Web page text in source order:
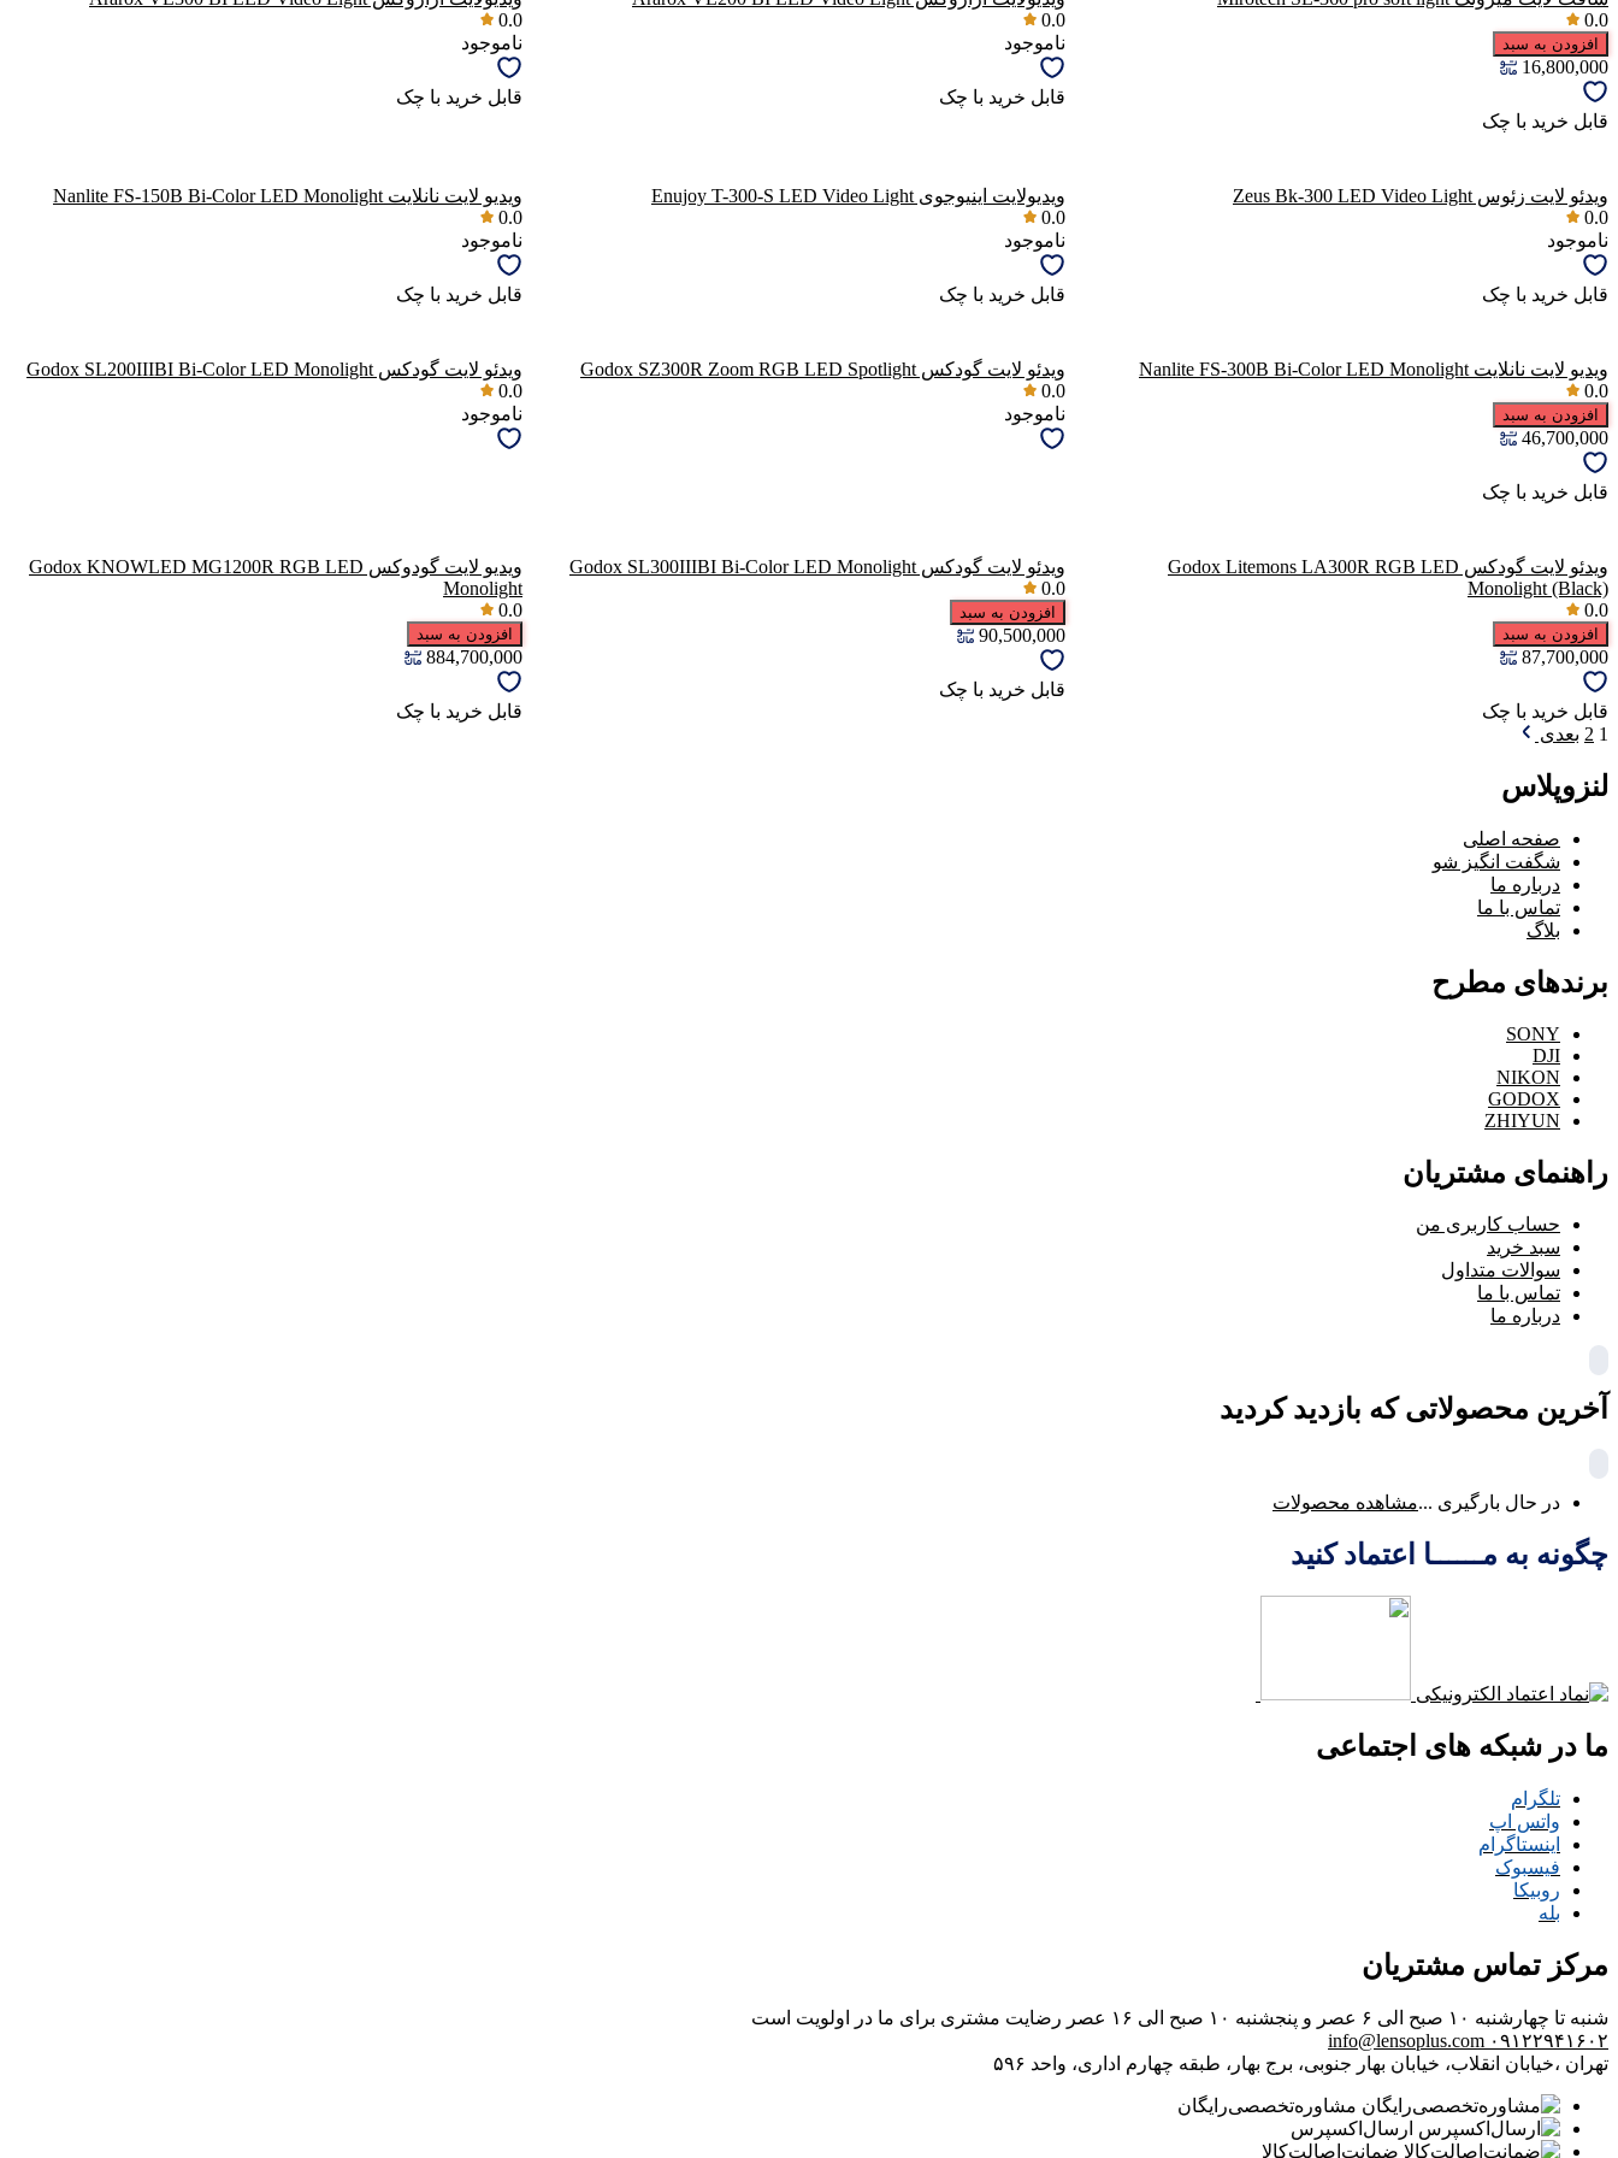
0.0
افزودن به سبد
16,800,000
قابل خرید با چک
0.0
ناموجود
قابل خرید با چک
0.0
ناموجود
قابل خرید با چک
ویدئو لایت زئوس Zeus Bk-300 LED Video Light
0.0
ناموجود
قابل خرید با چک
ویدیولایت اینیوجوی Enujoy T-300-S LED Video Light
0.0
ناموجود
قابل خرید با چک
ویدیو لایت نانلایت Nanlite FS-150B Bi-Color LED Monolight
0.0
ناموجود
قابل خرید با چک
ویدیو لایت نانلایت Nanlite FS-300B Bi-Color LED Monolight
0.0
افزودن به سبد
46,700,000
قابل خرید با چک
ویدئو لایت گودکس Godox SZ300R Zoom RGB LED Spotlight
0.0
ناموجود
ویدئو لایت گودکس Godox SL200IIIBI Bi-Color LED Monolight
0.0
ناموجود
ویدئو لایت گودکس Godox Litemons LA300R RGB LED
Monolight (Black)
0.0
افزودن به سبد
87,700,000
قابل خرید با چک
ویدئو لایت گودکس Godox SL300IIIBI Bi-Color LED Monolight
0.0
افزودن به سبد
90,500,000
قابل خرید با چک
ویدیو لایت گودوکس Godox KNOWLED MG1200R RGB LED
Monolight
0.0
افزودن به سبد
884,700,000
قابل خرید با چک
1
2 بعدی
لنزوپلاس
صفحه اصلی
شگفت انگیز شو
درباره ما
تماس با ما
بلاگ
برندهای مطرح
SONY
DJI
NIKON
GODOX
ZHIYUN
راهنمای مشتریان
حساب کاربری من
سبد خرید
سوالات متداول
تماس با ما
درباره ما
آخرین محصولاتی که بازدید کردید
در حال بارگیری ...مشاهده محصولات
چگونه به مــــــا اعتماد کنید
ما در شبکه های اجتماعی
تلگرام
واتس اپ
اینستاگرام
فیسبوک
روبیکا
بله
مرکز تماس مشتریان
شنبه تا چهارشنبه ۱۰ صبح الی ۶ عصر و پنجشنبه ۱۰ صبح الی ۱۶ عصر
رضایت مشتری برای ما در اولویت است
۰۹۱۲۲۹۴۱۶۰۲ info@lensoplus.com
تهران ،خیابان انقلاب، خیابان بهار جنوبی، برج بهار، طبقه چهارم اداری، واحد ۵۹۶
مشاوره‌تخصصی‌رایگان
ارسال‌اکسپرس
ضمانت‌اصالت‌کالا